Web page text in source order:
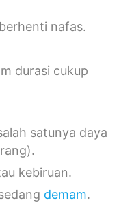
nafas.
durasi cukup
satunya daya
kebiruan.
demam.